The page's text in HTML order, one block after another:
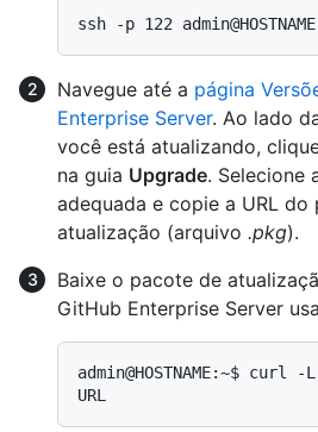
Navegue até a página
Enterprise Server. Ao lado
você está atualizando,
na guia Upgrade. Selecione
adequada e copie a URL do
atualização (arquivo .pkg).
Baixe o pacote de
GitHub Enterprise Server
admin@HOSTNAME:~$ curl -L